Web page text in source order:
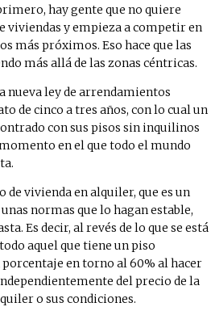
hay gente que no quiere
viviendas y empieza a competir en
más próximos. Eso hace que las
más allá de las zonas céntricas.
nueva ley de arrendamientos
de cinco a tres años, con lo cual un
con sus pisos sin inquilinos
en el que todo el mundo
de vivienda en alquiler, que es un
normas que lo hagan estable,
Es decir, al revés de lo que se está
aquel que tiene un piso
en torno al 60% al hacer
del precio de la
o sus condiciones.